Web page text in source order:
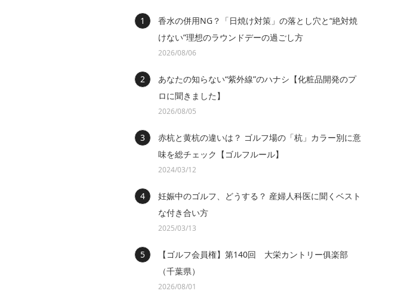
香水の併用NG？「日焼け対策」の落とし穴と“絶対焼
けない”理想のラウンドデーの過ごし方
2026/08/06
あなたの知らない“紫外線”のハナシ【化粧品開発のプ
ロに聞きました】
2026/08/05
赤杭と黄杭の違いは？ ゴルフ場の「杭」カラー別に意
味を総チェック【ゴルフルール】
2024/03/12
妊娠中のゴルフ、どうする？ 産婦人科医に聞くベスト
な付き合い方
2025/03/13
【ゴルフ会員権】第140回 大栄カントリー俱楽部
（千葉県）
2026/08/01